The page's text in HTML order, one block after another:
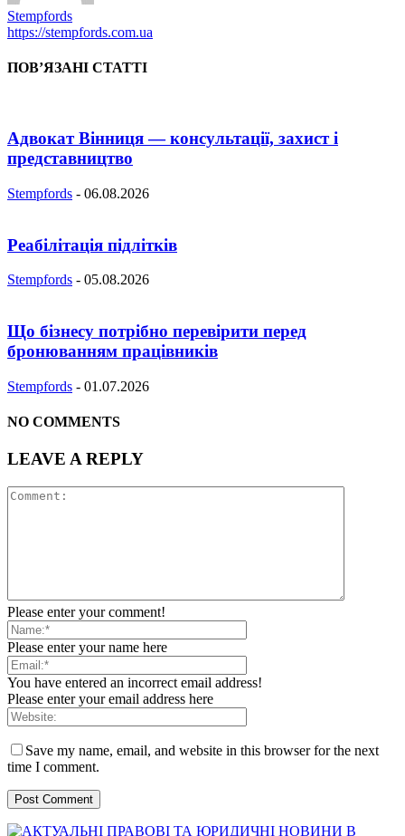
Stempfords
https://stempfords.com.ua
ПОВ’ЯЗАНІ СТАТТІ
Адвокат Вінниця — консультації, захист і
представництво
Stempfords - 06.08.2026
Реабілітація підлітків
Stempfords - 05.08.2026
Що бізнесу потрібно перевірити перед
бронюванням працівників
Stempfords - 01.07.2026
NO COMMENTS
LEAVE A REPLY
Please enter your comment!
Please enter your name here
You have entered an incorrect email address!
Please enter your email address here
Save my name, email, and website in this browser for the next
time I comment.